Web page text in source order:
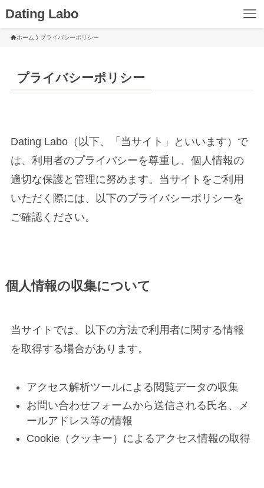
Dating Labo
ホーム プライバシーポリシー
プライバシーポリシー
Dating Labo（以下、「当サイト」といいます）で
は、利用者のプライバシーを尊重し、個人情報の
適切な保護と管理に努めます。当サイトをご利用
いただく際には、以下のプライバシーポリシーを
ご確認ください。
個人情報の収集について
当サイトでは、以下の方法で利用者に関する情報
を取得する場合があります。
アクセス解析ツールによる閲覧データの収集
お問い合わせフォームから送信される氏名、メ
ールアドレス等の情報
Cookie（クッキー）によるアクセス情報の取得